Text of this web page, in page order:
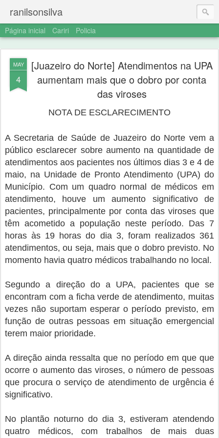
ranilsonsilva
Página inicial Cariri Policia
MAY
4
[Juazeiro do Norte] Atendimentos na UPA
aumentam mais que o dobro por conta
das viroses
NOTA DE ESCLARECIMENTO
A Secretaria de Saúde de Juazeiro do Norte vem a
público esclarecer sobre aumento na quantidade de
atendimentos aos pacientes nos últimos dias 3 e 4 de
maio, na Unidade de Pronto Atendimento (UPA) do
Município. Com um quadro normal de médicos em
atendimento, houve um aumento significativo de
pacientes, principalmente por conta das viroses que
têm acometido a população neste período. Das 7
horas às 19 horas do dia 3, foram realizados 361
atendimentos, ou seja, mais que o dobro previsto. No
momento havia quatro médicos trabalhando no local.
Segundo a direção do a UPA, pacientes que se
encontram com a ficha verde de atendimento, muitas
vezes não suportam esperar o período previsto, em
função de outras pessoas em situação emergencial
terem maior prioridade.
A direção ainda ressalta que no período em que que
ocorre o aumento das viroses, o número de pessoas
que procura o serviço de atendimento de urgência é
significativo.
No plantão noturno do dia 3, estiveram atendendo
quatro médicos, com trabalhos de mais duas